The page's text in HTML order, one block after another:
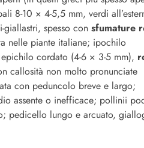
8-10 × 4-5,5 mm, verdi
spesso con sfumature
nelle piante italiane; ipochilo
cordato (4-6 × 3-5 mm),
callosità non molto pronunciate
con peduncolo breve e largo;
assente o inefficace; pollinii
pedicello lungo e arcuato,